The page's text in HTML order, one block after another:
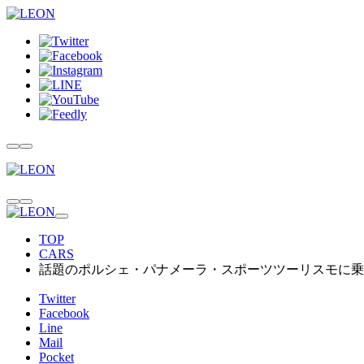
TOP
CARS
話題のポルシェ・パナメーラ・スポーツツーリスモに
Twitter
Facebook
Line
Mail
Pocket